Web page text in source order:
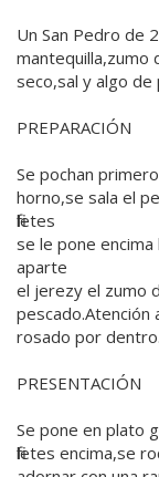
Un San Pedro de
mantequilla,zumo
seco,sal y algo
PREPARACIÓN
Se pochan
horno,se sala el
filetes
se le pone
aparte
el jerezy el zumo
pescado.Atención
rosado por dentro.
PRESENTACIÓN
Se pone en plato
filetes encima,se